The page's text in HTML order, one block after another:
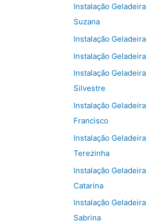
Instalação
Suzana
Instalação
Instalação
Instalação
Silvestre
Instalação
Francisco
Instalação
Terezinha
Instalação
Catarina
Instalação
Sabrina